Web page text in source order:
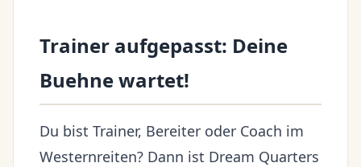
Trainer aufgepasst: Deine
Buehne wartet!
Du bist Trainer, Bereiter oder Coach im
Westernreiten? Dann ist Dream Quarters